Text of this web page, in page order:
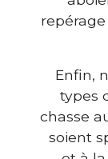
Enfin,
types
chasse
soient